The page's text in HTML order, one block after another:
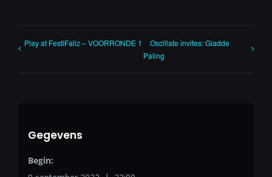
Play at FestiFallz – VOORRONDE 1
Oscillate invites: Gladde
Paling
Gegevens
Begin: